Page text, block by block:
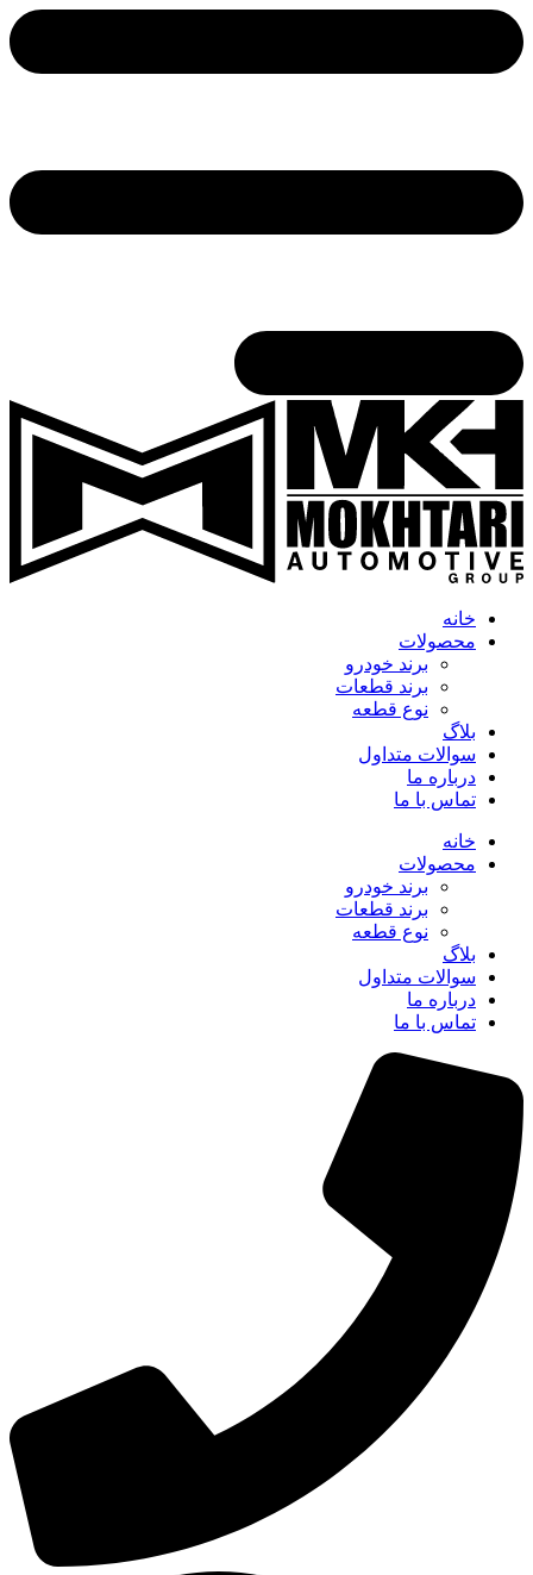
خانه
محصولات
برند خودرو
برند قطعات
نوع قطعه
بلاگ
سوالات متداول
درباره ما
تماس با ما
خانه
محصولات
برند خودرو
برند قطعات
نوع قطعه
بلاگ
سوالات متداول
درباره ما
تماس با ما